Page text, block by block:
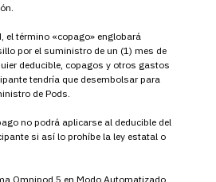
el término «copago» englobará
por el suministro de un (1) mes de
deducible, copagos y otros gastos
tendría que desembolsar para
de Pods.
no podrá aplicarse al deducible del
si así lo prohíbe la ley estatal o
Omnipod 5 en Modo Automatizado,